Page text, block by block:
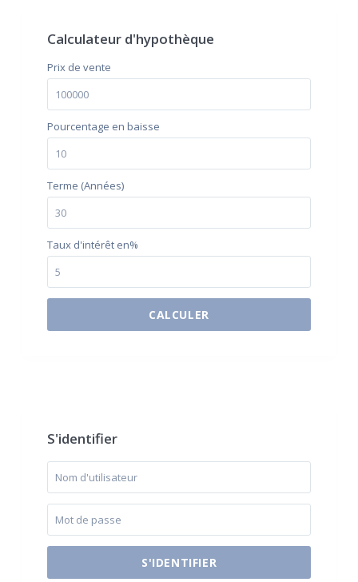
Calculateur d'hypothèque
Prix ​​de vente
Pourcentage en baisse
Terme (Années)
Taux d'intérêt en%
CALCULER
$500 / month
S'identifier
S'IDENTIFIER